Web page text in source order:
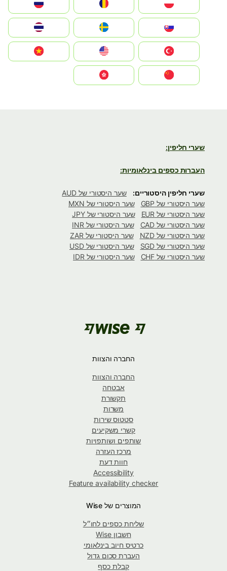
România
Slovensko
United States
Vietnam
שערי חליפין:
העברות כספים בינלאומיות:
שערי חליפין היסטוריים:
שער היסטורי של AUD
שער היסטורי של GBP
שער היסטורי של MXN
שער היסטורי של EUR
שער היסטורי של JPY
שער היסטורי של CAD
שער היסטורי של INR
שער היסטורי של NZD
שער היסטורי של ZAR
שער היסטורי של SGD
שער היסטורי של USD
שער היסטורי של CHF
שער היסטורי של IDR
החברה והצוות
החברה והצוות
אבטחה
תקשורת
משרות
סטטוס שירות
קשרי משקיעים
שותפים ושותפויות
מרכז העזרה
חוות דעת
Accessibility
Feature availability checker
המוצרים של Wise
שליחת כספים לחו״ל
חשבון Wise
כרטיס חיוב בינלאומי
העברת סכום גדול
קבלת כסף